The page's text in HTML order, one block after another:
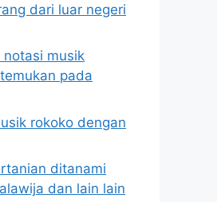
dari luar negeri
musik
pada
rokoko dengan
ditanami
dan lain lain